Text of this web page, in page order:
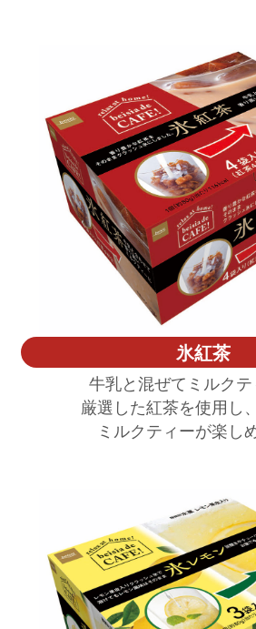
氷紅茶
牛乳と混ぜてミルクテ
厳選した紅茶を使用し
ミルクティーが楽し